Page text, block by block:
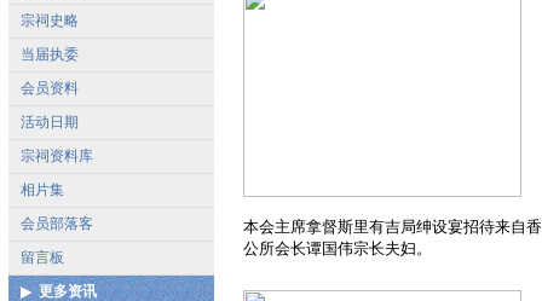
宗祠史略
当届执委
会员资料
活动日期
宗祠资料库
相片集
会员部落客
留言板
更多资讯
本会主席拿督斯里有吉局绅设宴招待来自
公所会长谭国伟宗长夫妇。